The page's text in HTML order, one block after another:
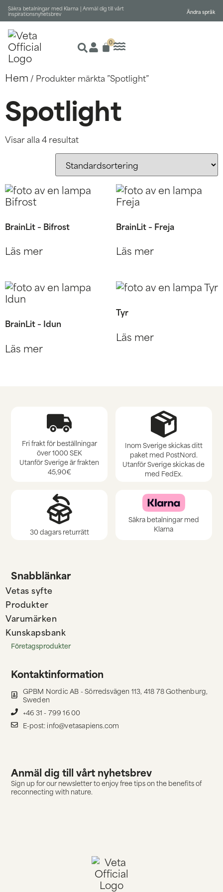
Säkra betalningar med Klarna | Anmäl dig till vårt
inspirationsnyhetsbrev Ändra språk
0
Hem / Produkter märkta ”Spotlight”
Spotlight
Visar alla 4 resultat
BrainLit – Bifrost
Läs mer
BrainLit – Freja
Läs mer
BrainLit – Idun
Läs mer
Tyr
Läs mer
Fri frakt för beställningar
över 1000 SEK
Utanför Sverige är frakten
45,90€
Inom Sverige skickas ditt
paket med PostNord.
Utanför Sverige skickas de
med FedEx.
30 dagars returrätt
Säkra betalningar med
Klarna
Snabblänkar
Vetas syfte
Produkter
Varumärken
Kunskapsbank
Företagsprodukter
Kontaktinformation
GPBM Nordic AB - Sörredsvägen 113, 418 78 Gothenburg,
Sweden
+46 31 - 799 16 00
E-post: info@vetasapiens.com
Anmäl dig till vårt nyhetsbrev
Sign up for our newsletter to enjoy free tips on the benefits of
reconnecting with nature.